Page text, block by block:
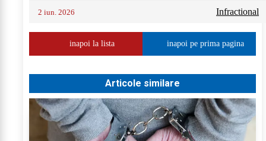
2 iun. 2026 Infractional
inapoi la lista inapoi pe prima pagina
Articole similare